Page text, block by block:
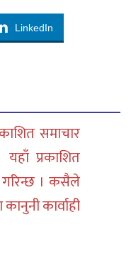
LinkedIn
समाचार
प्रकाशित
गरिन्छ । कसैले
कार्वाही